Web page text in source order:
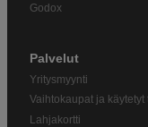
Godox
Palvelut
Yritysmyynti
Vaihtokaupat ja käytetyt
Lahjakortti